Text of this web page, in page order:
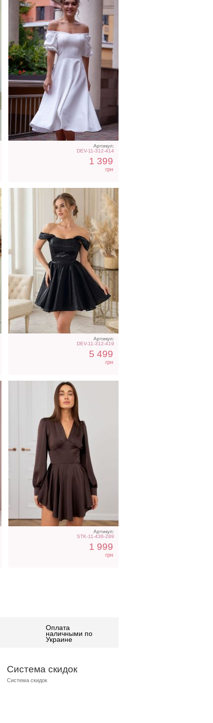
Артикул:
DEV-11-312-414
1 399
грн
Короткое черное
нарядное короткое платье
на выпускной
Артикул:
DEV-11-312-419
5 499
грн
Коктейльное короткое
платье-шорты
шоколадного цвета
Артикул:
STK-11-436-289
1 999
грн
Оплата
наличными по
Украине
Система скидок
Система скидок